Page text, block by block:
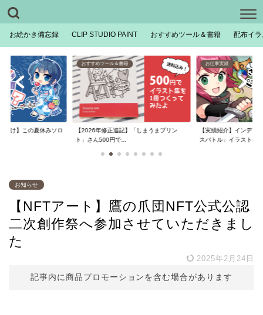
お絵かき備忘録 CLIP STUDIO PAINT おすすめツール＆書籍 配布イ
向け】この夏休みソロ
おすすめツール＆書籍
【2026年修正追記】「しまうまプリン
ト」さん500円で...
お仕事実績
【実績紹介】インディ
スバトル」イラスト...
お知らせ
【NFTアート】鷹の爪団NFT公式公認
二次創作祭へ参加させていただきまし
た
2025年2月24日
記事内に商品プロモーションを含む場合があります